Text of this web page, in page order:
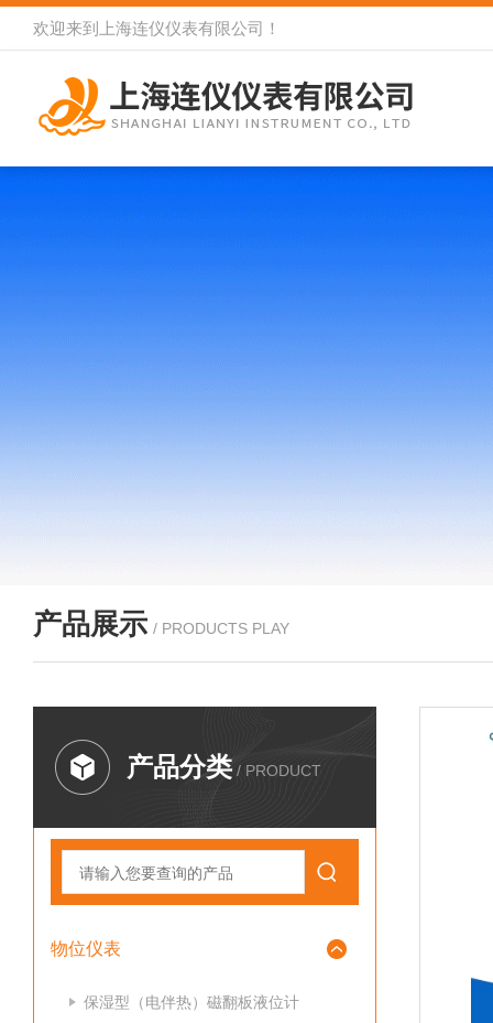
欢迎来到 上海连仪仪表有限公司 ！
产品展示 / PRODUCTS PLAY
产品分类 / PRODUCT
物位仪表
保湿型（电伴热）磁翻板液位计